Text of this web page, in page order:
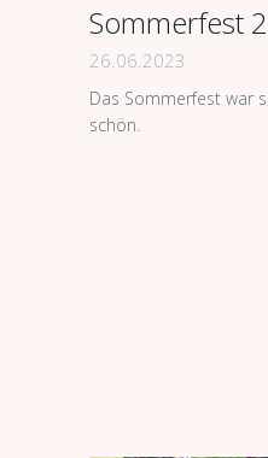
Sommerfest
26.06.2023
Das Sommerfest war
schön.